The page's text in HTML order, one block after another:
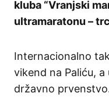
kluba “Vranjski
ultramaratonu –
Internacionalno
vikend na Paliću,
državno